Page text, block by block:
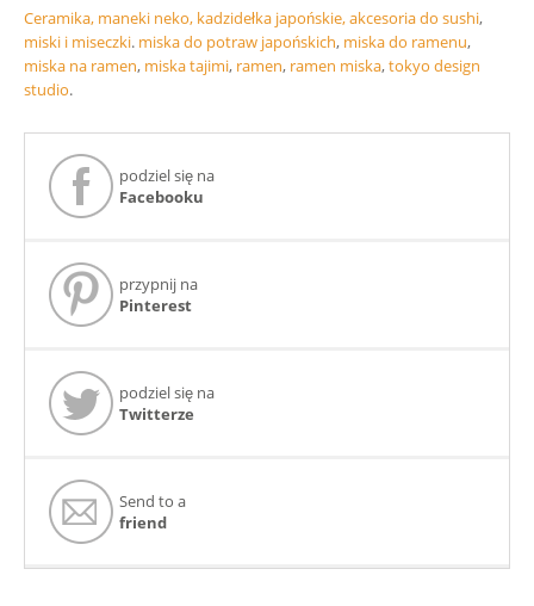
Ceramika, maneki neko, kadzidełka japońskie, akcesoria do sushi,
miski i miseczki. miska do potraw japońskich, miska do ramenu,
miska na ramen, miska tajimi, ramen, ramen miska,tokyo design
studio.
podziel się na
Facebooku
przypnij na
Pinterest
podziel się na
Twitterze
Send to a
friend